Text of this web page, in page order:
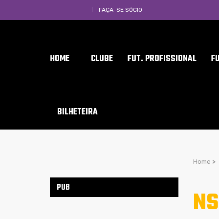
FAÇA-SE SÓCIO
HOME CLUBE FUT. PROFISSIONAL
BILHETEIRA
Home >
PUB